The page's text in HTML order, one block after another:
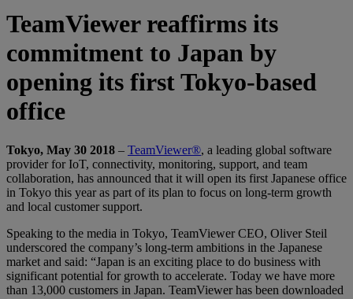
TeamViewer reaffirms its
commitment to Japan by
opening its first Tokyo-based
office
Tokyo, May 30 2018 – TeamViewer®, a leading global software
provider for IoT, connectivity, monitoring, support, and team
collaboration, has announced that it will open its first Japanese office
in Tokyo this year as part of its plan to focus on long-term growth
and local customer support.
Speaking to the media in Tokyo, TeamViewer CEO, Oliver Steil
underscored the company’s long-term ambitions in the Japanese
market and said: “Japan is an exciting place to do business with
significant potential for growth to accelerate. Today we have more
than 13,000 customers in Japan. TeamViewer has been downloaded